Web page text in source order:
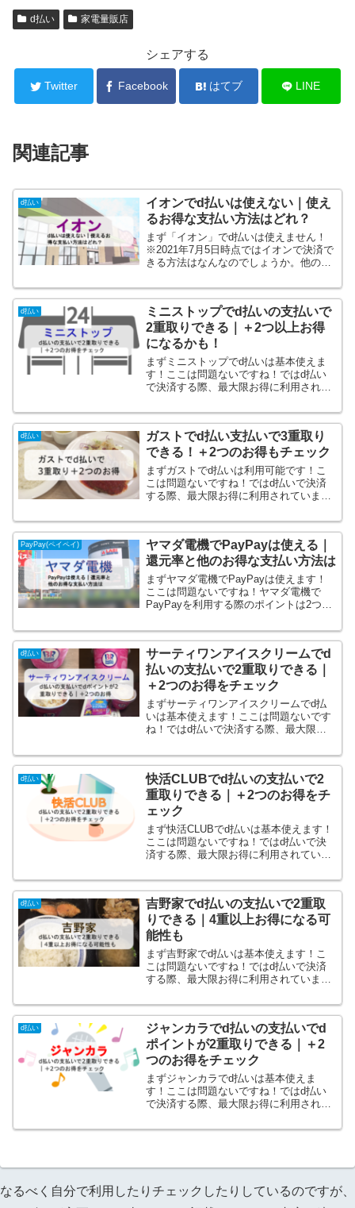
d払い 家電量販店
シェアする
Twitter Facebook はてブ LINE
関連記事
d払い
イオンでd払いは使えない｜使え
るお得な支払い方法はどれ？
まず「イオン」でd払いは使えません！
※2021年7月5日時点ではイオンで決済で
きる方法はなんなのでしょうか。他のQR
ころでイオンでd払いは利用できないが
QRコード決済のPayPayが利用できる店
舗が増えて...
d払い
ミニストップでd払いの支払いで
2重取りできる｜＋2つ以上お得
になるかも！
まずミニストップでd払いは基本使えま
す！ここは問題ないですね！ではd払い
で決済する際、最大限お得に利用されて
ニストップでかなりお得になります！ミ
ニストップでd払いを利用する際のdポイ
ント2重取りが可能！そ...
d払い
ガストでd払い支払いで3重取り
できる！＋2つのお得もチェック
まずガストでd払いは利用可能です！こ
こは問題ないですね！ではd払いで決済
する際、最大限お得に利用されています
かなりお得になります！ガストでd払い
を利用する際のポイントは3つです！と
いうところでここではガス...
PayPay(ペイペイ)
ヤマダ電機でPayPayは使える｜
還元率と他のお得な支払い方法は
まずヤマダ電機でPayPayは使えます！
ここは問題ないですね！ヤマダ電機で
PayPayを利用する際のポイントは2つで
は・還元率・キャンペーンです。ここを
うまく利用すればヤマダ電機でかなりお
得になります...
d払い
サーティワンアイスクリームでd
払いの支払いで2重取りできる｜
＋2つのお得をチェック
まずサーティワンアイスクリームでd払
いは基本使えます！ここは問題ないです
ね！ではd払いで決済する際、最大限お
く利用すればサーティワンアイスクリー
ムでかなりお得になります！サーティワ
ンアイスクリームでd払い...
d払い
快活CLUBでd払いの支払いで2
重取りできる｜＋2つのお得をチ
ェック
まず快活CLUBでd払いは基本使えます！
ここは問題ないですね！ではd払いで決
済する際、最大限お得に利用されていま
CLUBでかなりお得になります！快活
CLUBでd払いを利用する際のdポイント2
重取り！それに2...
d払い
吉野家でd払いの支払いで2重取
りできる｜4重以上お得になる可
能性も
まず吉野家でd払いは基本使えます！こ
こは問題ないですね！ではd払いで決済
する際、最大限お得に利用されています
かなりお得になります！吉野家でd払い
を利用する際のポイントは2つです！そ
れにプラス3つほどお得に...
d払い
ジャンカラでd払いの支払いでd
ポイントが2重取りできる｜＋2
つのお得をチェック
まずジャンカラでd払いは基本使えま
す！ここは問題ないですね！ではd払い
で決済する際、最大限お得に利用されて
ャンカラでかなりお得になります！ジャ
なるべく自分で利用したりチェックしたりしているのですが、